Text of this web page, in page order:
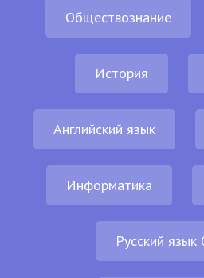
Обществознание
История
Английский язык
Информатика
Русский язык